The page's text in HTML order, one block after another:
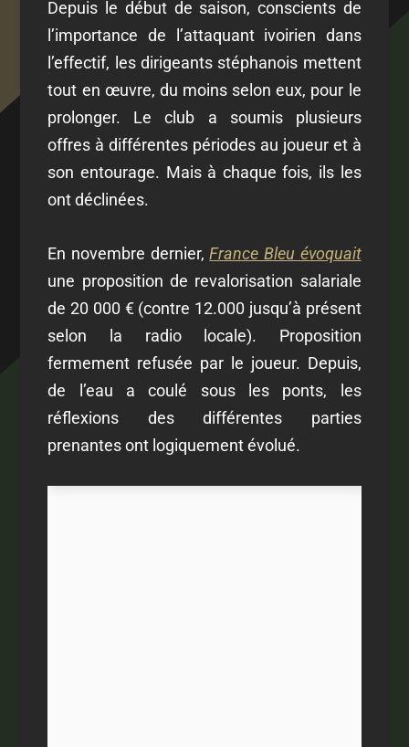
Depuis le début de saison, conscients de
l’importance de l’attaquant ivoirien dans
l’effectif, les dirigeants stéphanois mettent
tout en œuvre, du moins selon eux, pour le
prolonger. Le club a soumis plusieurs
offres à différentes périodes au joueur et à
son entourage. Mais à chaque fois, ils les
ont déclinées.
En novembre dernier,France Bleu évoquait
une proposition de revalorisation salariale
de 20 000 € (contre 12.000 jusqu’à présent
selon la radio locale). Proposition
fermement refusée par le joueur. Depuis,
de l’eau a coulé sous les ponts, les
réflexions des différentes parties
prenantes ont logiquement évolué.